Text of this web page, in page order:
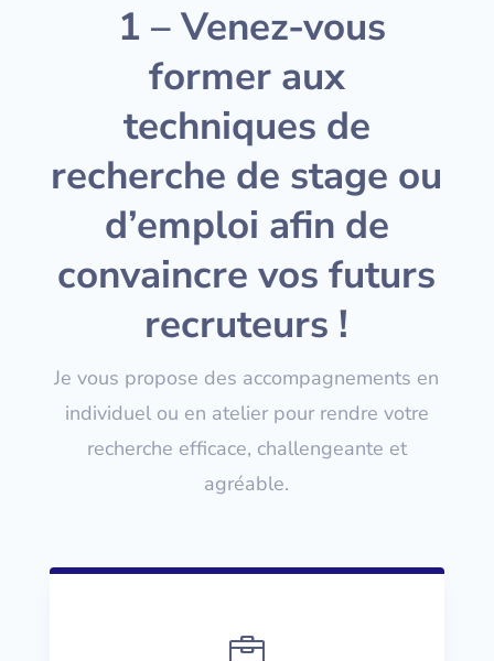
1 – Venez-vous
former aux
techniques de
recherche de stage ou
d’emploi afin de
convaincre vos futurs
recruteurs !
Je vous propose des accompagnements en
individuel ou en atelier pour rendre votre
recherche efficace, challengeante et
agréable.
